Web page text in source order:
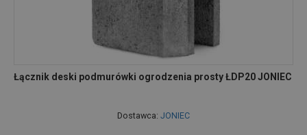
Łącznik deski podmurówki ogrodzenia prosty ŁDP20 JONIEC
Dostawca: JONIEC